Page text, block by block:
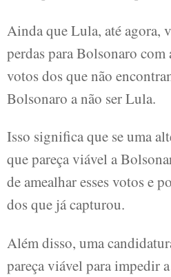
Ainda que Lula, até agora,
perdas para Bolsonaro com
votos dos que não
Bolsonaro a não ser Lula.
Isso significa que se uma
que pareça viável a
de amealhar esses votos e
dos que já capturou.
Além disso, uma
pareça viável para impedir